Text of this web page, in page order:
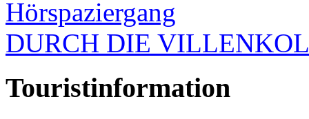
Hörspaziergang
DURCH DIE
Touristinformation